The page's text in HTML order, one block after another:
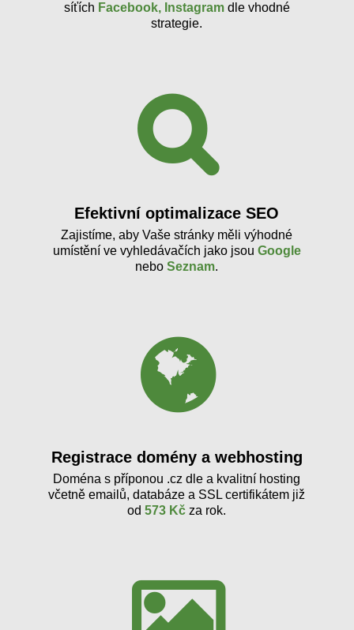
síťích Facebook, Instagramdle vhodné
strategie.
Efektivní optimalizace SEO
Zajistíme, aby Vaše stránky měli výhodné
umístění ve vyhledávačích jako jsou Google
neboSeznam.
Registrace domény a webhosting
Doména s příponou .cz dle a kvalitní hosting
včetně emailů, databáze a SSL certifikátem již
od573 Kč za rok.